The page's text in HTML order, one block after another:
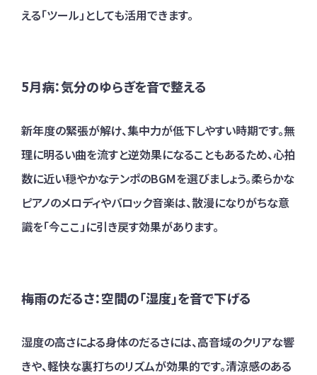
える「ツール」としても活用できます。
5月病：気分のゆらぎを音で整える
新年度の緊張が解け、集中力が低下しやすい時期です。無
理に明るい曲を流すと逆効果になることもあるため、心拍
数に近い穏やかなテンポのBGMを選びましょう。柔らかな
ピアノのメロディやバロック音楽は、散漫になりがちな意
識を「今ここ」に引き戻す効果があります。
梅雨のだるさ：空間の「湿度」を音で下げる
湿度の高さによる身体のだるさには、高音域のクリアな響
きや、軽快な裏打ちのリズムが効果的です。清涼感のある